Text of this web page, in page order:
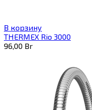
В корзину
THERMEX Rio 3000
96,00 Br